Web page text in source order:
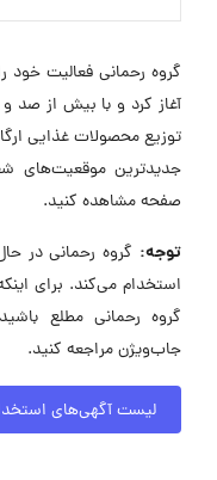
گروه رحمانی فعالیت
آغاز کرد و با بیش از صد
توزیع محصولات غذایی
جدیدترین موقعیت‌های
صفحه مشاهده کنید.
توجه:
استخدام می‌کند. برای
گروه رحمانی مطلع
جاب‌ویژن مراجعه کنید.
لیست آگهی‌های